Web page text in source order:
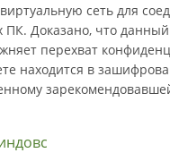
сеть для
ПК. Доказано, что
перехват
находится в